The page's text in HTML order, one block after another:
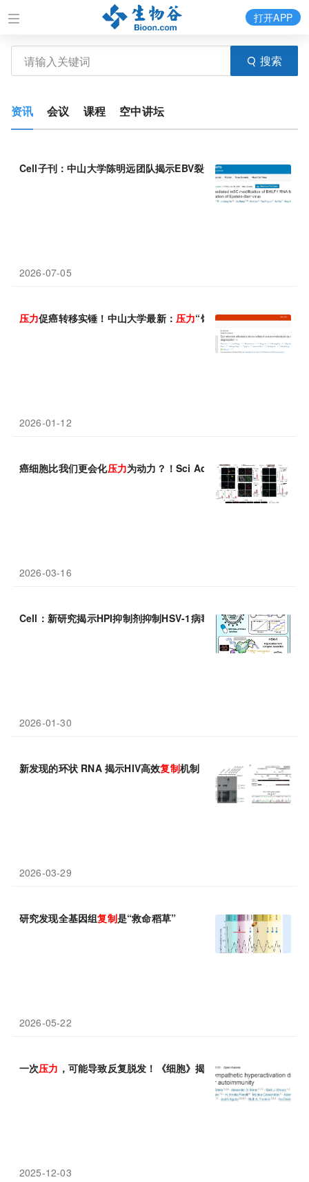
搜索
打开APP
资讯 会议 课程 空中讲坛
Cell子刊：中山大学陈明远团队揭示EBV裂解 复制新机制
2026-07-05
压力促癌转移实锤！中山大学最新：压力“饿死”肠道益生菌，为癌
2026-01-12
癌细胞比我们更会化压力为动力？！Sci Adv：压力传感器
2026-03-16
Cell：新研究揭示HPI抑制剂抑制HSV-1病毒 复制机制
2026-01-30
新发现的环状 RNA 揭示HIV高效复制机制
2026-03-29
研究发现全基因组复制是“救命稻草”
2026-05-22
一次压力 ，可能导致反复脱发！《细胞》揭秘 压力如何“种下祸根”
2025-12-03